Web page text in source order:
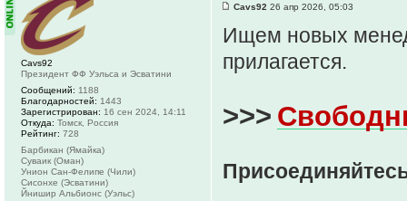
Cavs92 26 апр 2026, 05:03
Ищем новых
прилагается.
>>>
Cavs92
Президент ФФ Уэльса и Эсватини
Сообщений: 1188
Благодарностей: 1443
Зарегистрирован: 16 сен 2024, 14:11
Откуда: Томск, Россия
Рейтинг: 728
Барбикан (Ямайка)
Суваик (Оман)
Унион Сан-Фелипе (Чили)
Сисонхе (Эсватини)
Йнишир Альбионс (Уэльс)